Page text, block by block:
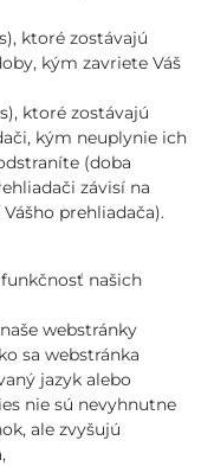
ktoré zostávajú
kým zavriete Váš
ktoré zostávajú
kým neuplynie ich
(doba
závisí na
prehliadača).
našich
webstránky
sa webstránka
jazyk alebo
nie sú nevyhnutne
ale zvyšujú